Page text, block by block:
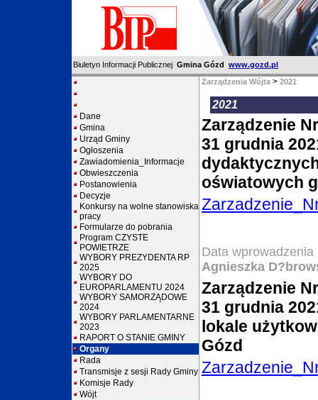
Biuletyn Informacji Publicznej Gmina Gózd www.gozd.pl
Dane
Gmina
Urząd Gminy
Ogłoszenia
Zawiadomienia_Informacje
Obwieszczenia
Postanowienia
Decyzje
Konkursy na wolne stanowiska
pracy
Formularze do pobrania
Program CZYSTE
POWIETRZE
WYBORY PREZYDENTA RP
2025
WYBORY DO
EUROPARLAMENTU 2024
WYBORY SAMORZĄDOWE
2024
WYBORY PARLAMENTARNE
2023
RAPORT O STANIE GMINY
Organy
Rada
Transmisje z sesji Rady Gminy
Komisje Rady
Wójt
Zarządzenia Wójta > 2021
2021
Zarządzenie
31 grudnia
oświatowych
Data
Agnieszka
Zarządzenie
31 grudnia
lokale
Gózd